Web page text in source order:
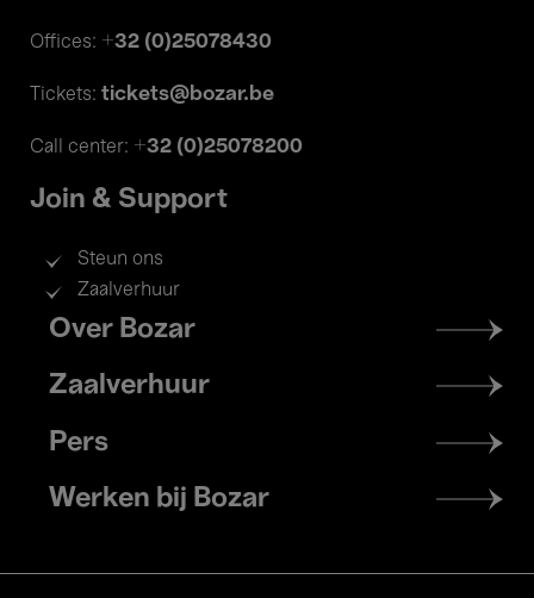
Offices: +32 (0)25078430
Tickets: tickets@bozar.be
Call center: +32 (0)25078200
Join & Support
Steun ons
Zaalverhuur
Footer
menu
Over Bozar
Zaalverhuur
Pers
Werken bij Bozar